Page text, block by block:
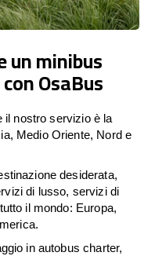
un minibus
OsaBus
il nostro servizio è la
Medio Oriente, Nord e
desiderata,
di lusso, servizi di
il mondo: Europa,
in autobus charter,